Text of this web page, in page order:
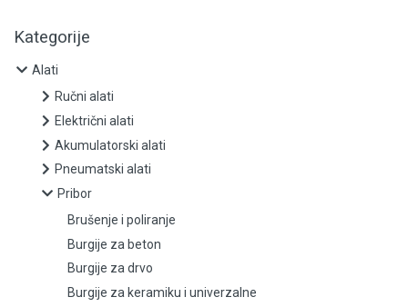
Pneumatski alati
Brušenje i poliranje
Burgije za beton
Burgije za drvo
Burgije za keramiku i univerzalne
Kategorije
Alati
Ručni alati
Električni alati
Akumulatorski alati
Pneumatski alati
Pribor
Brušenje i poliranje
Burgije za beton
Burgije za drvo
Burgije za keramiku i univerzalne